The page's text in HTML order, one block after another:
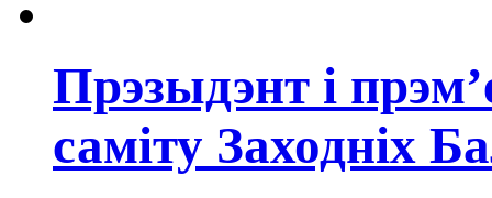
Прэзыдэнт і
саміту Заходніх